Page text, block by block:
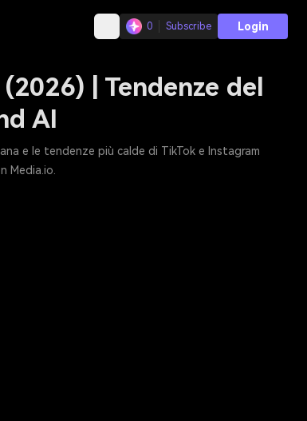
0 Subscribe Login
| Tendenze del
AI
e le tendenze più calde di TikTok e Instagram
Media.io.